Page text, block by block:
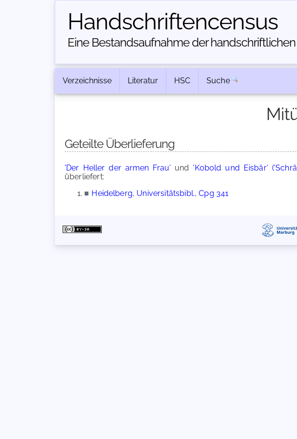
Handschriften­census
Eine Bestandsaufnahme der
Verzeichnisse Literatur HSC Suche
Geteilte Überlieferung
'Der Heller der armen Frau' und 'Kobold und Eisbär'
überliefert:
■ Heidelberg, Universitätsbibl., Cpg 341